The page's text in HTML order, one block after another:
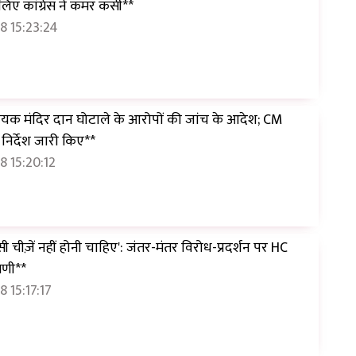
कांग्रेस ने कमर कसी**
15:23:24
मंदिर दान घोटाले के आरोपों की जांच के आदेश; CM
जारी किए**
15:20:12
नहीं होनी चाहिए': जंतर-मंतर विरोध-प्रदर्शन पर HC